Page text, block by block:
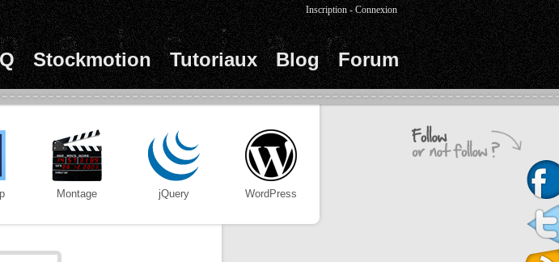
Stockmotion Tutoriaux Blog Forum
Inscription -Connexion
Montage jQuery WordPress